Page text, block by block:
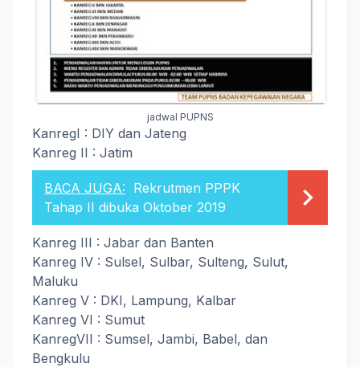
jadwal PUPNS
KanregI : DIY dan Jateng
Kanreg II : Jatim
BACA JUGA: Rekrutmen PPPK
Tahap II dibuka Oktober 2019
Kanreg III : Jabar dan Banten
Kanreg IV : Sulsel, Sulbar, Sulteng, Sulut,
Maluku
Kanreg V : DKI, Lampung, Kalbar
Kanreg VI : Sumut
KanregVII : Sumsel, Jambi, Babel, dan
Bengkulu